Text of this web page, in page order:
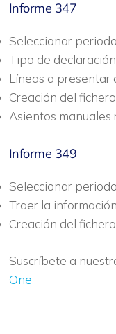
Informe 347
Seleccionar periodo
Tipo de declaración
Líneas a presentar
Creación del
Asientos
Informe 349
Seleccionar
Traer la información
Creación del
Suscríbete a
One